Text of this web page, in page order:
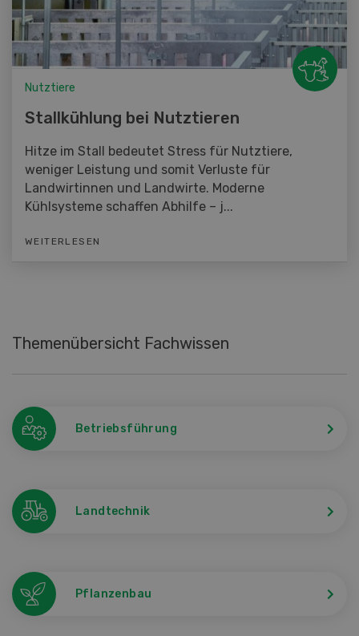
Nutztiere
Stallkühlung bei Nutztieren
Hitze im Stall bedeutet Stress für Nutztiere,
weniger Leistung und somit Verluste für
Landwirtinnen und Landwirte. Moderne
Kühlsysteme schaffen Abhilfe – j...
WEITERLESEN
Themenübersicht Fachwissen
Betriebsführung
Landtechnik
Pflanzenbau